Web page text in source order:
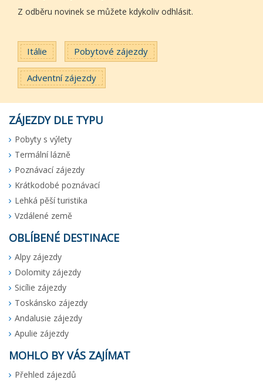
Z odběru novinek se můžete kdykoliv odhlásit.
Itálie Pobytové zájezdy
Adventní zájezdy
ZÁJEZDY DLE TYPU
Pobyty s výlety
Termální lázně
Poznávací zájezdy
Krátkodobé poznávací
Lehká pěší turistika
Vzdálené země
OBLÍBENÉ DESTINACE
Alpy zájezdy
Dolomity zájezdy
Sicílie zájezdy
Toskánsko zájezdy
Andalusie zájezdy
Apulie zájezdy
MOHLO BY VÁS ZAJÍMAT
Přehled zájezdů